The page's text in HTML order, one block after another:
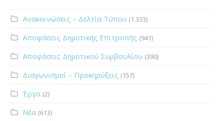
Ανακοινώσεις – Δελτία Τύπου (1.333)
Αποφάσεις Δημοτικής Επιτροπής (941)
Αποφάσεις Δημοτικού Συμβουλίου (390)
Διαγωνισμοί – Προκηρύξεις (157)
Έργα (2)
Νέα (613)